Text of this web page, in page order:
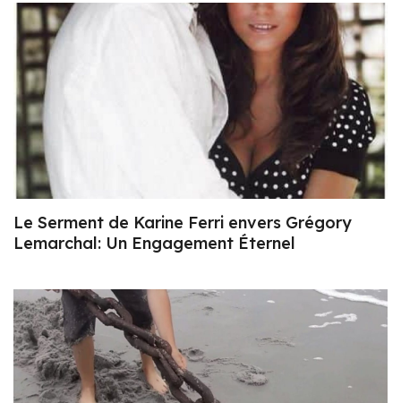
Le Serment de Karine Ferri envers Grégory
Lemarchal: Un Engagement Éternel